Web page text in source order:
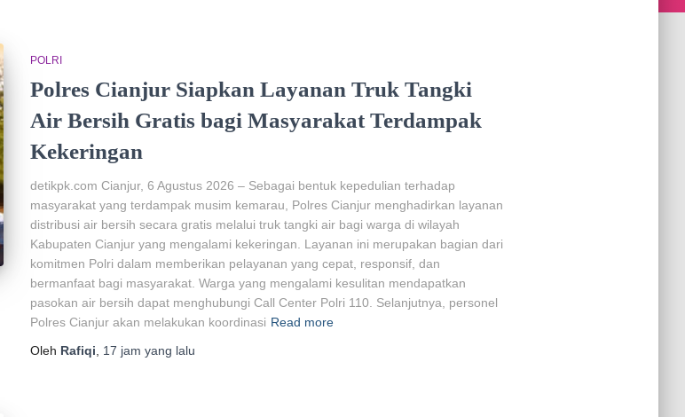
POLRI
Polres Cianjur Siapkan Layanan Truk Tangki
Air Bersih Gratis bagi Masyarakat Terdampak
Kekeringan
detikpk.com Cianjur, 6 Agustus 2026 – Sebagai bentuk kepedulian terhadap
masyarakat yang terdampak musim kemarau, Polres Cianjur menghadirkan layanan
distribusi air bersih secara gratis melalui truk tangki air bagi warga di wilayah
Kabupaten Cianjur yang mengalami kekeringan. Layanan ini merupakan bagian dari
komitmen Polri dalam memberikan pelayanan yang cepat, responsif, dan
bermanfaat bagi masyarakat. Warga yang mengalami kesulitan mendapatkan
pasokan air bersih dapat menghubungi Call Center Polri 110. Selanjutnya, personel
Polres Cianjur akan melakukan koordinasi Read more
Oleh Rafiqi 17 jam yang lalu